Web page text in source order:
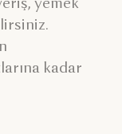
kadar